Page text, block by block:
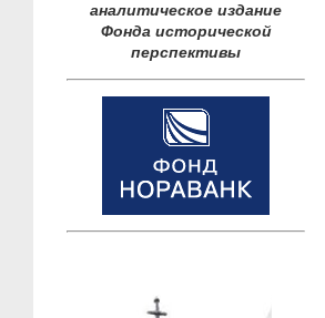
аналитическое издание
Фонда исторической
перспективы